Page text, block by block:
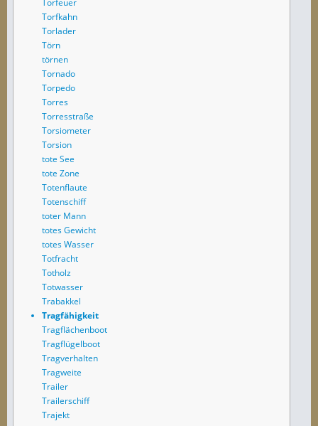
Torfkahn
Torlader
Törn
törnen
Tornado
Torpedo
Torres
Torresstraße
Torsiometer
Torsion
tote See
tote Zone
Totenflaute
Totenschiff
toter Mann
totes Gewicht
totes Wasser
Totfracht
Totholz
Totwasser
Trabakkel
Tragfähigkeit
Tragflächenboot
Tragflügelboot
Tragverhalten
Tragweite
Trailer
Trailerschiff
Trajekt